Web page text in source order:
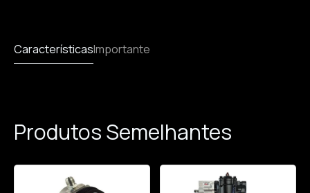
CaracterísticasImportante
Produtos Semelhantes